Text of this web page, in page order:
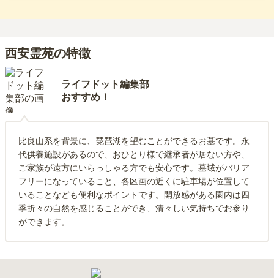
西安霊苑の特徴
ライフドット編集部
おすすめ！
比良山系を背景に、琵琶湖を望むことができるお墓です。永
代供養施設があるので、おひとり様で継承者が居ない方や、
ご家族が遠方にいらっしゃる方でも安心です。墓域がバリア
フリーになっていること、各区画の近くに駐車場が位置して
いることなども便利なポイントです。開放感がある園内は四
季折々の自然を感じることができ、清々しい気持ちでお参り
ができます。